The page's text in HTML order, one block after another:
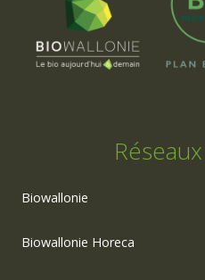
Biowallonie
Biowallonie Horeca